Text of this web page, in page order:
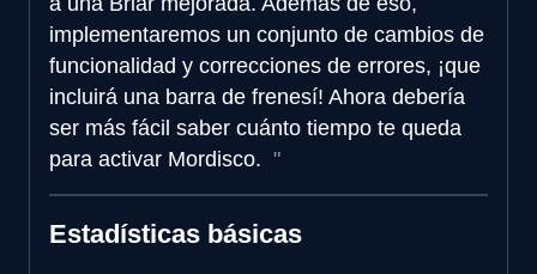
implementaremos un conjunto de cambios de
funcionalidad y correcciones de errores, ¡que
incluirá una barra de frenesí! Ahora debería
ser más fácil saber cuánto tiempo te queda
para activar Mordisco.
Estadísticas básicas